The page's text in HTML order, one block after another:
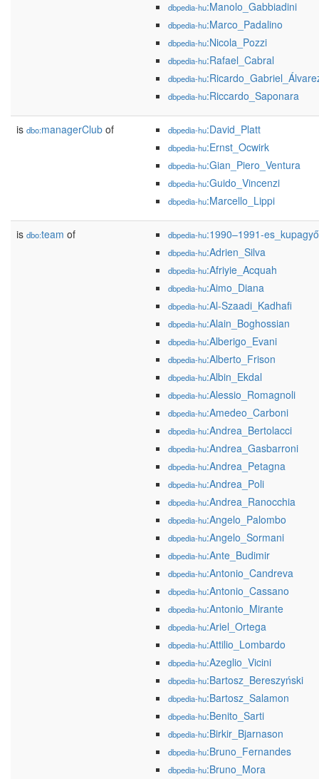
dbpedia-hu:Manolo_Gabbiadini
dbpedia-hu:Marco_Padalino
dbpedia-hu:Nicola_Pozzi
dbpedia-hu:Rafael_Cabral
dbpedia-hu
dbpedia-hu:Riccardo_Saponara
is dbo:managerClub of dbpedia-hu:David_Platt
dbpedia-hu:Ernst_Ocwirk
dbpedia-hu:Gian_Piero_Ventura
dbpedia-hu:Guido_Vincenzi
dbpedia-hu:Marcello_Lippi
is dbo:team of dbpedia-hu:1990–1991-
dbpedia-hu:Adrien_Silva
dbpedia-hu:Afriyie_Acquah
dbpedia-hu:Aimo_Diana
dbpedia-hu:Al-Szaadi_Kadhafi
dbpedia-hu:Alain_Boghossian
dbpedia-hu:Alberigo_Evani
dbpedia-hu:Alberto_Frison
dbpedia-hu:Albin_Ekdal
dbpedia-hu:Alessio_Romagnoli
dbpedia-hu:Amedeo_Carboni
dbpedia-hu:Andrea_Bertolacci
dbpedia-hu:Andrea_Gasbarroni
dbpedia-hu:Andrea_Petagna
dbpedia-hu:Andrea_Poli
dbpedia-hu:Andrea_Ranocchia
dbpedia-hu:Angelo_Palombo
dbpedia-hu:Angelo_Sormani
dbpedia-hu:Ante_Budimir
dbpedia-hu:Antonio_Candreva
dbpedia-hu:Antonio_Cassano
dbpedia-hu:Antonio_Mirante
dbpedia-hu:Ariel_Ortega
dbpedia-hu:Attilio_Lombardo
dbpedia-hu:Azeglio_Vicini
dbpedia-hu:Bartosz_Bereszyński
dbpedia-hu:Bartosz_Salamon
dbpedia-hu:Benito_Sarti
dbpedia-hu:Birkir_Bjarnason
dbpedia-hu:Bruno_Fernandes
dbpedia-hu:Bruno_Mora